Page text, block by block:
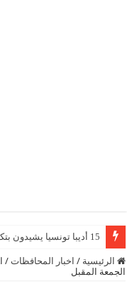
15 أديبا تونسيا يشيدون بتكريم الشاعر علي الدرورة
الرئيسية / اخبار المحافظات /
الجمعة المقبل